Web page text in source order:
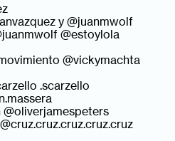
y @juanmwolf
@estoylola
@vickymachta
.scarzello